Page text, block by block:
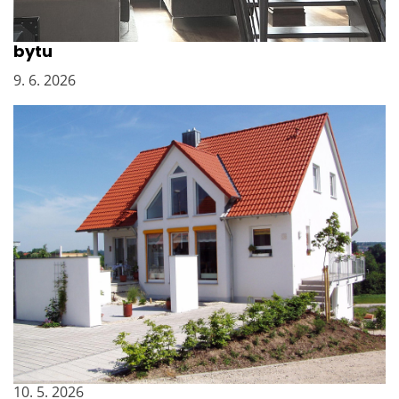
Vyklízení sklepních kójí po bývalém majiteli
bytu
9. 6. 2026
Osvědčená volba pro pohodlné bydlení na
celý život
10. 5. 2026